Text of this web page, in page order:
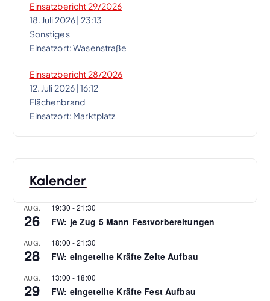
Einsatzbericht 29/2026
18. Juli 2026 23:13
Sonstiges
Einsatzort: Wasenstraße
Einsatzbericht 28/2026
12. Juli 2026 16:12
Flächenbrand
Einsatzort: Marktplatz
Kalender
AUG.
26
19:30 -21:30
FW: je Zug 5 Mann Festvorbereitungen
AUG.
28
18:00 -21:30
FW: eingeteilte Kräfte Zelte Aufbau
AUG.
29
13:00 - 18:00
FW: eingeteilte Kräfte Fest Aufbau